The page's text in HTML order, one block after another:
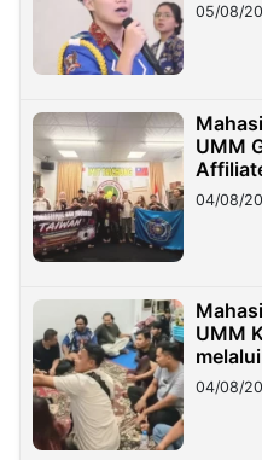
05/08/
UMM
Migran
04/08/
UMM
di
04/08/